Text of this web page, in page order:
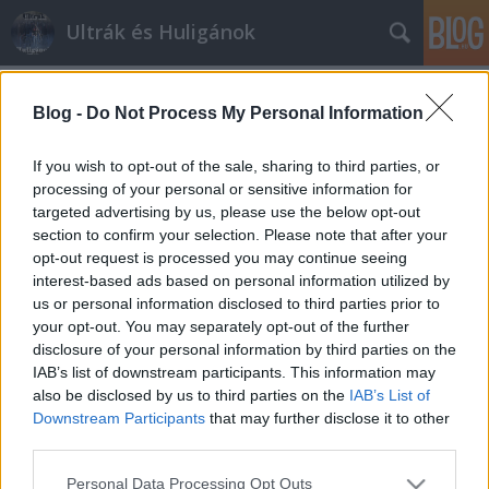
Blog - Do Not Process My Personal Information
If you wish to opt-out of the sale, sharing to third parties, or
processing of your personal or sensitive information for
targeted advertising by us, please use the below opt-out
section to confirm your selection. Please note that after your
opt-out request is processed you may continue seeing
interest-based ads based on personal information utilized by
us or personal information disclosed to third parties prior to
your opt-out. You may separately opt-out of the further
disclosure of your personal information by third parties on the
IAB’s list of downstream participants. This information may
also be disclosed by us to third parties on the IAB’s List of
Downstream Participants that may further disclose it to other
Please note that this website/app uses one or more Google
Personal Data Processing Opt Outs
Ultrák és Huligánok
mészy•2012. július 02.
Ha már összeugrottunk a barátokkal egy laza estére,
úgy gondoltuk, hogy EB döntőt is nézünk (már
akinek kedve van hozzá), meg el is szórakozunk.
Természetesen a hely és az időpont adva volt (külön
asztal volt a számunkra foglalva este 8 órára), na
meg alkohol is, ki-ki igénye…
Unalmas szünet